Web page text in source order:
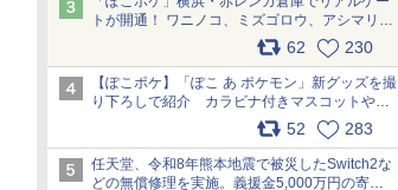
トが開通！ ワニノコ、ミズゴロウ、アシマリ登
場シーンをレポート pic.x.com/LDgEByVl6D
62 230
【ぽこポケ】「ぽこ あ ポケモン」新グッズを撮
り下ろしで紹介 カラビナ付きマスコットやス
52 283
任天堂、令和8年熊本地震で被災したSwitch2な
どの無償修理を実施。義援金5,000万円の寄付